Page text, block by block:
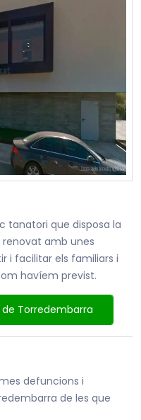
tanatori que disposa la
amb unes
i facilitar els familiars i
havíem previst.
Torredembarra
defuncions i
de les que